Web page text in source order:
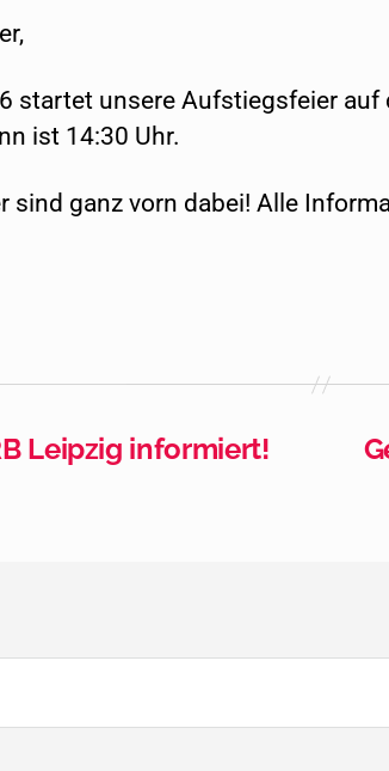
startet unsere Aufstiegsfeier auf
ist 14:30 Uhr.
sind ganz vorn dabei! Alle
Leipzig informiert!